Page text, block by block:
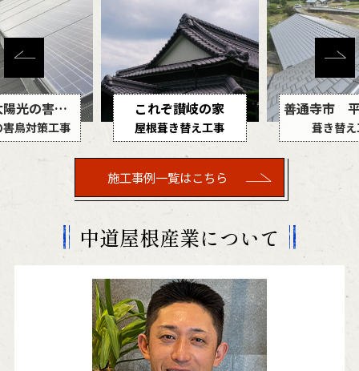
讃岐の家
き替え工事
善通寺市 平板瓦葺き替え工事
葺き替え工事 ポリカ波板
施工事例一覧はこちら
中道屋根産業について